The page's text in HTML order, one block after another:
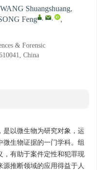
WANG Shuangshuang,
Feng , ,
,
& Forensic
China
是以微生物为研究对象，运
生物证据的一门学科。组
，有助于案件定性和犯罪现
推断领域的应用得益于人